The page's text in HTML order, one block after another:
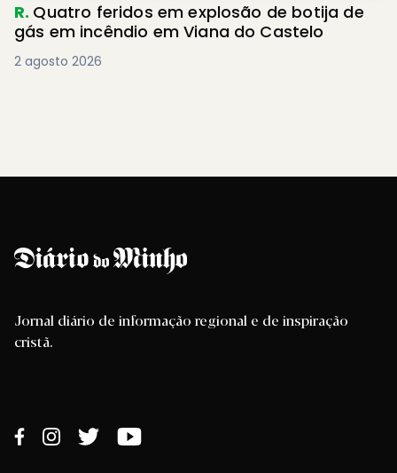
R. Quatro feridos em explosão de botija de
gás em incêndio em Viana do Castelo
2 agosto 2026
Jornal diário de informação regional e de inspiração
cristã.